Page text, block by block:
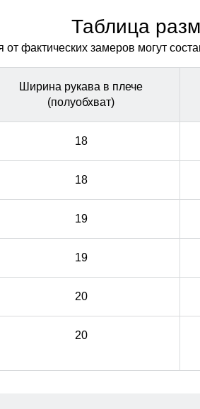
Таблица
фактических замеров могут
Ширина рукава в плече
(полуобхват)
18
18
19
19
20
20